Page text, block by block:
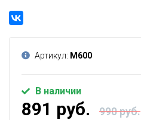
Артикул: М600
В наличии
891 руб. 990 руб.